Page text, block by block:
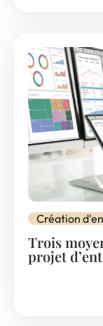
Création
Trois
projet